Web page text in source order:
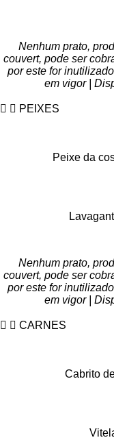
Nenhum prato,
couvert, pode ser
por este for
em vigor |
PEIXES
Peixe da
Nenhum prato,
couvert, pode ser
por este for
em vigor |
CARNES
Cabrito